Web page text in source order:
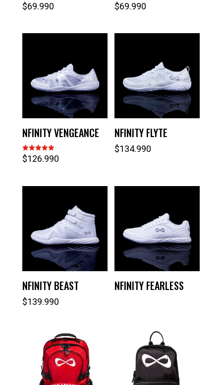
Valorado
con
$69.990
Valorado
con
$69.990
NFINITY VENGEANCE
Valorado
con
$126.990
NFINITY FLYTE
$134.990
NFINITY BEAST
$139.990
NFINITY FEARLESS